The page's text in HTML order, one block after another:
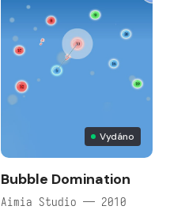
Vydáno
Bubble Domination
Aimia Studio — 2010